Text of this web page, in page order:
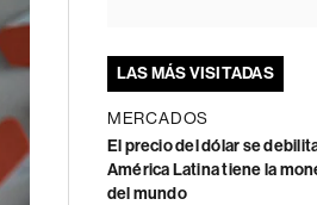
LAS MÁS VISITADAS
MERCADOS
El precio del dólar se
América Latina tiene la
del mundo